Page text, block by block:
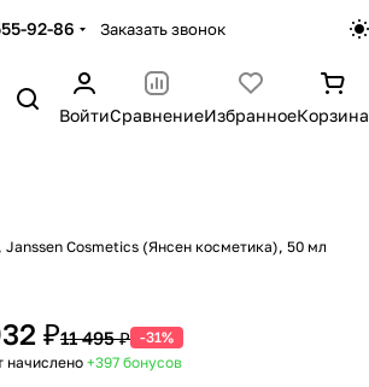
92-86 Заказать звонок
ВойтиСравнениеИзбранноеКорзина
Cosmetics (Янсен косметика), 50 мл
₽11 495 ₽ -31%
начислено +397 бонусов